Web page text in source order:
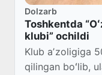
Dolzarb
Toshkentda
klubi” ochildi
Klub aʼzoligiga
qilingan boʻlib,